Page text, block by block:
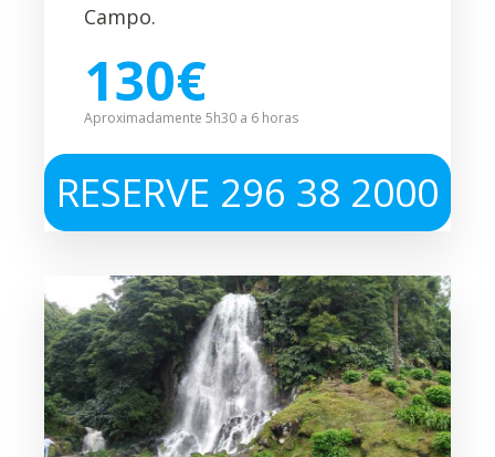
Campo.
130€
Aproximadamente 5h30 a 6 horas
RESERVE 296 38 2000